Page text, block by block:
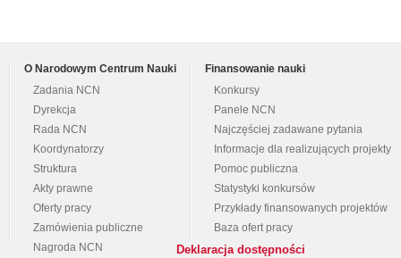
O Narodowym Centrum Nauki
Zadania NCN
Dyrekcja
Rada NCN
Koordynatorzy
Struktura
Akty prawne
Oferty pracy
Zamówienia publiczne
Nagroda NCN
Finansowanie nauki
Konkursy
Panele NCN
Najczęściej zadawane pytania
Informacje dla realizujących projekty
Pomoc publiczna
Statystyki konkursów
Przykłady finansowanych projektów
Baza ofert pracy
Deklaracja dostępności